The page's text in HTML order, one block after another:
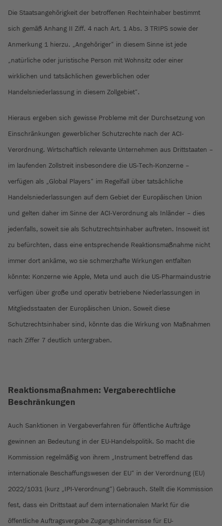
Die Staatsangehörigkeit der betroffenen Rechteinhaber bestimmt
sich gemäß Anhang II Ziff. 4 nach Art. 1 Abs. 3 TRIPS sowie der
Anmerkung 1 hierzu. „Angehöriger“ in diesem Sinne ist jede
„natürliche oder juristische Person mit Wohnsitz oder einer
wirklichen und tatsächlichen gewerblichen oder
Handelsniederlassung in diesem Zollgebiet“.
Hieraus ergeben sich gewisse Probleme mit der Durchsetzung von
Einschränkungen gewerblicher Schutzrechte nach der ACI-
Verordnung. Wirtschaftlich relevante Unternehmen aus Drittstaaten –
im laufenden Zollstreit insbesondere die US-Tech-Konzerne –
verfügen als „Global Players“ im Regelfall über tatsächliche
Handelsniederlassungen auf dem Gebiet der Europäischen Union
und gelten daher im Sinne der ACI-Verordnung als Inländer – dies
jedenfalls, soweit sie als Schutzrechtsinhaber auftreten. Insoweit ist
zu befürchten, dass eine entsprechende Reaktionsmaßnahme nicht
immer dort ankäme, wo sie schmerzhafte Wirkungen entfalten
könnte: Konzerne wie Apple, Meta und auch die US-Pharmaindustrie
verfügen über große und operativ betriebene Niederlassungen in
Mitgliedsstaaten der Europäischen Union. Soweit diese
Schutzrechtsinhaber sind, könnte das die Wirkung von Maßnahmen
nach Ziffer 7 deutlich untergraben.
Reaktionsmaßnahmen: Vergaberechtliche
Beschränkungen
Auch Sanktionen in Vergabeverfahren für öffentliche Aufträge
gewinnen an Bedeutung in der EU-Handelspolitik. So macht die
Kommission regelmäßig von ihrem „Instrument betreffend das
internationale Beschaffungswesen der EU“ in der Verordnung (EU)
2022/1031 (kurz „IPI-Verordnung“) Gebrauch. Stellt die Kommission
fest, dass ein Drittstaat auf dem internationalen Markt für die
öffentliche Auftragsvergabe Zugangshindernisse für EU-